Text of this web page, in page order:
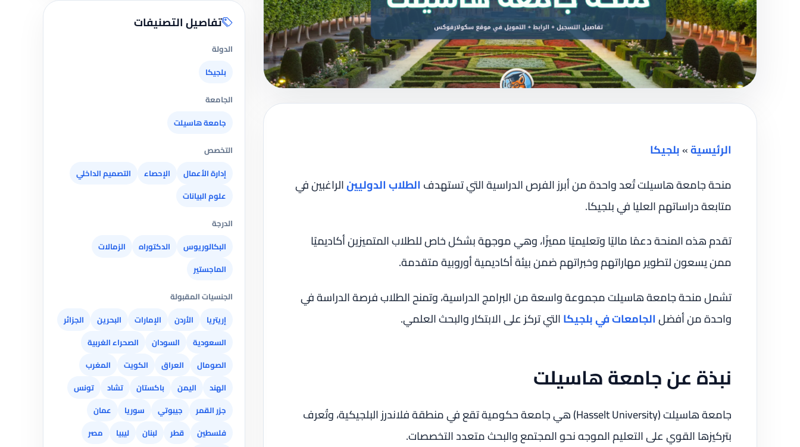
الرئيسية»بلجيكا
منحة جامعة هاسيلت تُعد واحدة من أبرز الفرص الدراسية التي تستهدف الطلاب الدوليينالراغبين في
متابعة دراساتهم العليا في بلجيكا.
تقدم هذه المنحة دعمًا ماليًا وتعليميًا مميزًا، وهي موجهة بشكل خاص للطلاب المتميزين أكاديميًا
ممن يسعون لتطوير مهاراتهم وخبراتهم ضمن بيئة أكاديمية أوروبية متقدمة.
تشمل منحة جامعة هاسيلت مجموعة واسعة من البرامج الدراسية، وتمنح الطلاب فرصة الدراسة في
واحدة من أفضلالجامعات في بلجيكاالتي تركز على الابتكار والبحث العلمي.
نبذة عن جامعة هاسيلت
جامعة هاسيلت (Hasselt University) هي جامعة حكومية تقع في منطقة فلاندرز البلجيكية، وتُعرف
بتركيزها القوي على التعليم الموجه نحو المجتمع والبحث متعدد التخصصات.
تفاصيل التصنيفات
الدولة
بلجيكا
الجامعة
جامعة هاسيلت
التخصص
إدارة الأعمال
الإحصاء
التصميم الداخلي
علوم البيانات
الدرجة
البكالوريوس
الدكتوراه
الزمالات
الماجستير
الجنسيات المقبولة
إريتريا
الأردن الإمارات البحرين
الجزائر
السعودية
السودان
الصحراء الغربية
الصومال
العراق الكويت
المغرب
الهند
اليمن باكستان تشاد
تونس
جزر القمر
جيبوتي سوريا
عمان
فلسطين
قطر لبنان ليبيا
مصر